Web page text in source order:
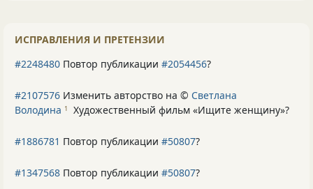
ИСПРАВЛЕНИЯ И ПРЕТЕНЗИИ
#2248480 Повтор публикации #2054456?
#2107576 Изменить авторство на © Светлана
Володина 1 Художественный фильм «Ищите женщину»?
#1886781 Повтор публикации #50807?
#1347568 Повтор публикации #50807?